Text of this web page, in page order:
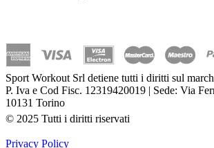
Sport Workout Srl detiene tutti i diritti sul
P. Iva e Cod Fisc. 12319420019 | Sede: Via
10131 Torino
© 2025 Tutti i diritti riservati
Privacy Policy